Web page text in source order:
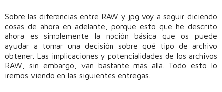
Sobre las diferencias entre RAW y jpg voy a seguir diciendo
cosas de ahora en adelante, porque esto que he descrito
ahora es simplemente la noción básica que os puede
ayudar a tomar una decisión sobre qué tipo de archivo
obtener. Las implicaciones y potencialidades de los archivos
RAW, sin embargo, van bastante más allá. Todo esto lo
iremos viendo en las siguientes entregas.